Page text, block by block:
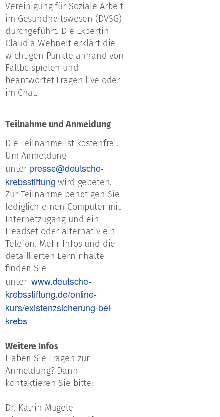
Vereinigung für Soziale Arbeit
im Gesundheitswesen (DVSG)
durchgeführt. Die Expertin
Claudia Wehnelt erklärt die
wichtigen Punkte anhand von
Fallbeispielen und
beantwortet Fragen live oder
im Chat.
Teilnahme und Anmeldung
Die Teilnahme ist kostenfrei.
Um Anmeldung
unter presse@deutsche-
krebsstiftung wird gebeten.
Zur Teilnahme benötigen Sie
lediglich einen Computer mit
Internetzugang und ein
Headset oder alternativ ein
Telefon. Mehr Infos und die
detaillierten Lerninhalte
finden Sie
unter: www.deutsche-
krebsstiftung.de/online-
kurs/existenzsicherung-bei-
krebs
Weitere Infos
Haben Sie Fragen zur
Anmeldung? Dann
kontaktieren Sie bitte:
Dr. Katrin Mugele